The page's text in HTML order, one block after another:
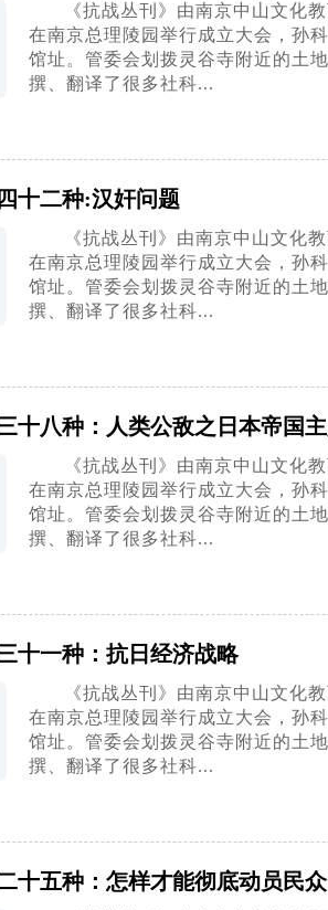
《抗战丛刊》由南京中山文化
在南京总理陵园举行成立大会，孙
馆址。管委会划拨灵谷寺附近的土
撰、翻译了很多社科...
十二种:汉奸问题
《抗战丛刊》由南京中山文化
在南京总理陵园举行成立大会，孙
馆址。管委会划拨灵谷寺附近的土
撰、翻译了很多社科...
十八种：人类公敌之日本帝国
《抗战丛刊》由南京中山文化
在南京总理陵园举行成立大会，孙
馆址。管委会划拨灵谷寺附近的土
撰、翻译了很多社科...
十一种：抗日经济战略
《抗战丛刊》由南京中山文化
在南京总理陵园举行成立大会，孙
馆址。管委会划拨灵谷寺附近的土
撰、翻译了很多社科...
十五种：怎样才能彻底动员民众